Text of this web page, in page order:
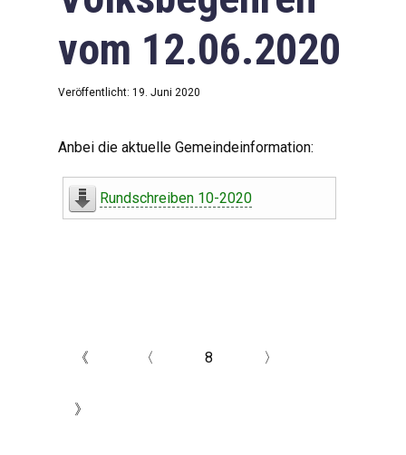
vom 12.06.2020
Veröffentlicht: 19. Juni 2020
Anbei die aktuelle Gemeindeinformation:
Rundschreiben 10-2020
《 〈 8 〉
》